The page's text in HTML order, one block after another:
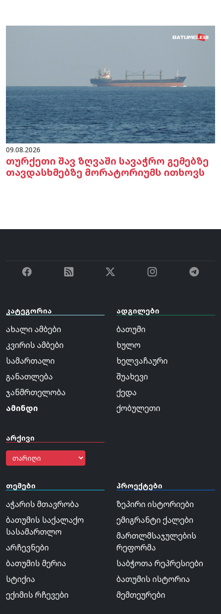
09.08.2026
თურქეთი შავ ზღვაში სავაჭრო გემებზე
თავდასხმებზე მორატორიუმს ითხოვს
კატეგორია
ახალი ამბები
კვირის ამბები
სამართალი
განათლება
ჯანმრთელობა
ამინდი
არქივი
ადგილები
ბათუმი
ხულო
ხელვაჩაური
შუახევი
ქედა
ქობულეთი
თემები
აჭარის მთავრობა
ბათუმის საქალაქო
სასამართლო
არჩევნები
ბათუმის მერია
სტიქია
ექიმის რჩევები
პროექტები
ზეპირი ისტორიები
ემიგრანტი ქალები
მართლმსაჯულების
რეფორმა
საბჭოთა რეპრესიები
ბათუმის ისტორია
მემთეურები